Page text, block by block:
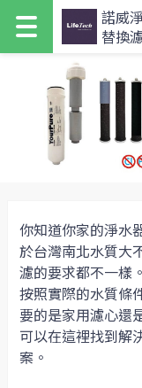
諾威
替換
你知道你家的淨水
於台灣南北水質大
濾的要求都不一樣
按照實際的水質條
要的是家用濾心還
可以在這裡找到解
案。